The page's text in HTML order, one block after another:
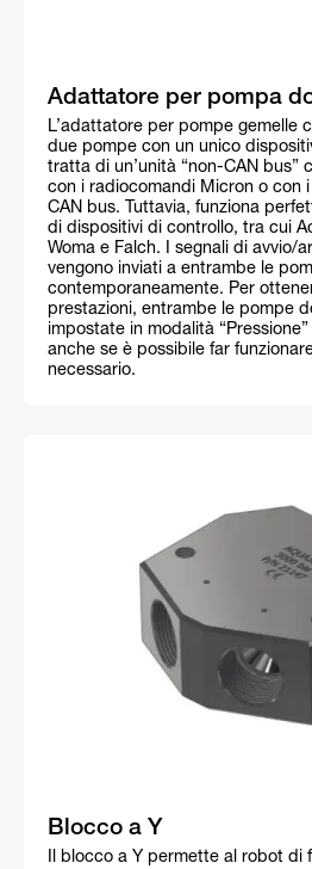
Adattatore per pompa
L’adattatore per pompe gemelle
due pompe con un unico
tratta di un’unità “non-CAN bus”
con i radiocomandi Micron o con
CAN bus. Tuttavia, funziona
di dispositivi di controllo, tra cui
Woma e Falch. I segnali di avvio/
vengono inviati a entrambe le
contemporaneamente. Per
prestazioni, entrambe le pompe
impostate in modalità
anche se è possibile far
necessario.
Blocco a Y
Il blocco a Y permette al robot di